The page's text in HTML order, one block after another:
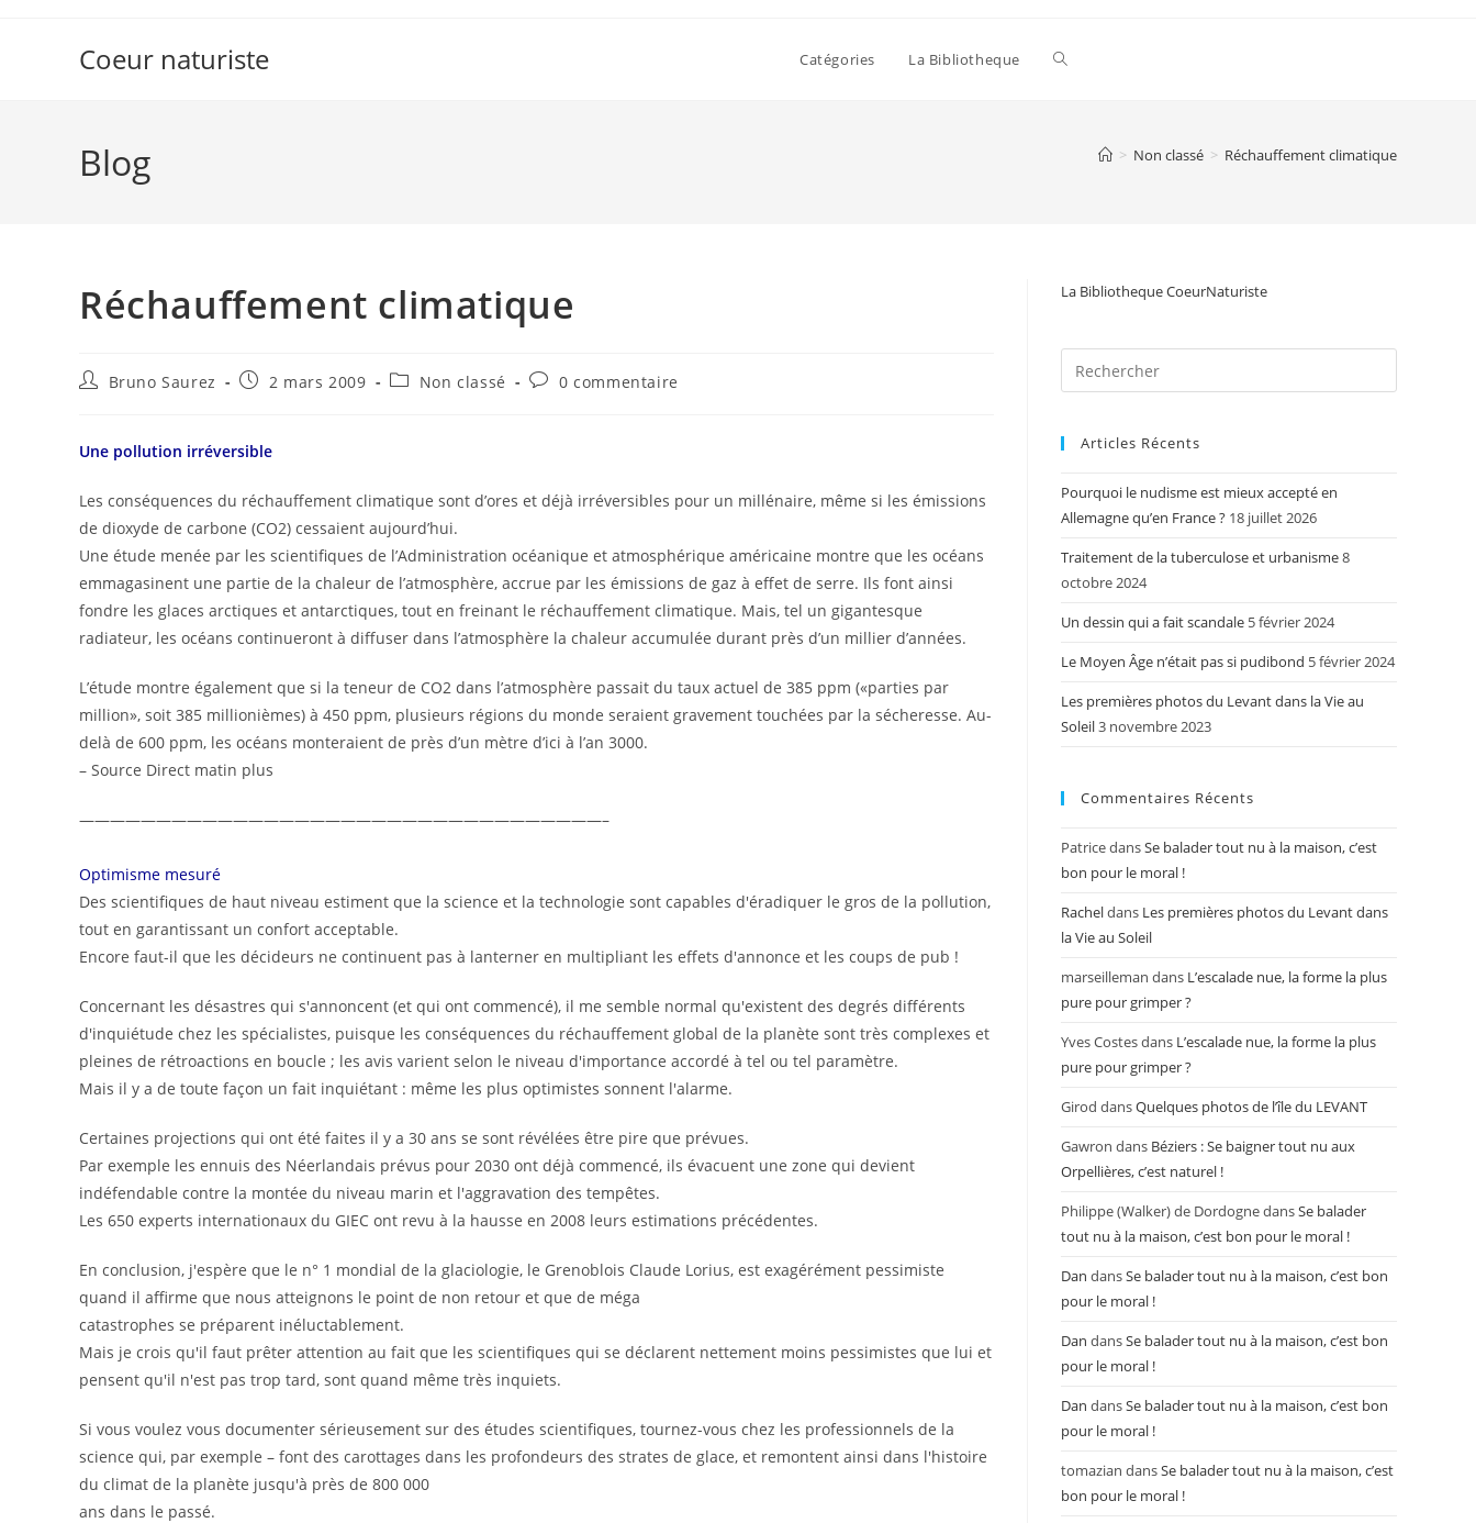
Coeur naturiste Catégories La Bibliotheque Toggle
Blog > Non classé > Réchauffement climatique
Réchauffement climatique
Auteur/autrice
publication :
Bruno Saurez
Publication
2 mars 2009
PostNon classé
Commentaires
0 commentaire
Une pollution irréversible
Les conséquences du réchauffement climatique sont d’ores et déjà irréversibles pour un millénaire, même si les émissions
de dioxyde de carbone (CO2) cessaient aujourd’hui.
Une étude menée par les scientifiques de l’Administration océanique et atmosphérique américaine montre que les océans
emmagasinent une partie de la chaleur de l’atmosphère, accrue par les émissions de gaz à effet de serre. Ils font ainsi
fondre les glaces arctiques et antarctiques, tout en freinant le réchauffement climatique. Mais, tel un gigantesque
radiateur, les océans continueront à diffuser dans l’atmosphère la chaleur accumulée durant près d’un millier d’années.
L’étude montre également que si la teneur de CO2 dans l’atmosphère passait du taux actuel de 385 ppm («parties par
million», soit 385 millionièmes) à 450 ppm, plusieurs régions du monde seraient gravement touchées par la sécheresse. Au-
delà de 600 ppm, les océans monteraient de près d’un mètre d’ici à l’an 3000.
– Source Direct matin plus
——————————————————————————————————–
Optimisme mesuré
Des scientifiques de haut niveau estiment que la science et la technologie sont capables d'éradiquer le gros de la pollution,
tout en garantissant un confort acceptable.
Encore faut-il que les décideurs ne continuent pas à lanterner en multipliant les effets d'annonce et les coups de pub !
Concernant les désastres qui s'annoncent (et qui ont commencé), il me semble normal qu'existent des degrés différents
d'inquiétude chez les spécialistes, puisque les conséquences du réchauffement global de la planète sont très complexes et
pleines de rétroactions en boucle ; les avis varient selon le niveau d'importance accordé à tel ou tel paramètre.
Mais il y a de toute façon un fait inquiétant : même les plus optimistes sonnent l'alarme.
Certaines projections qui ont été faites il y a 30 ans se sont révélées être pire que prévues.
Par exemple les ennuis des Néerlandais prévus pour 2030 ont déjà commencé, ils évacuent une zone qui devient
indéfendable contre la montée du niveau marin et l'aggravation des tempêtes.
Les 650 experts internationaux du GIEC ont revu à la hausse en 2008 leurs estimations précédentes.
En conclusion, j'espère que le n° 1 mondial de la glaciologie, le Grenoblois Claude Lorius, est exagérément pessimiste
quand il affirme que nous atteignons le point de non retour et que de méga
catastrophes se préparent inéluctablement.
Mais je crois qu'il faut prêter attention au fait que les scientifiques qui se déclarent nettement moins pessimistes que lui et
pensent qu'il n'est pas trop tard, sont quand même très inquiets.
Si vous voulez vous documenter sérieusement sur des études scientifiques, tournez-vous chez les professionnels de la
science qui, par exemple – font des carottages dans les profondeurs des strates de glace, et remontent ainsi dans l'histoire
du climat de la planète jusqu'à près de 800 000
ans dans le passé.
La Bibliotheque CoeurNaturiste
Articles Récents
Pourquoi le nudisme est mieux accepté en
Allemagne qu’en France ? 18 juillet 2026
Traitement de la tuberculose et urbanisme8
octobre 2024
Un dessin qui a fait scandale 5 février 2024
Le Moyen Âge n’était pas si pudibond 5 février 2024
Les premières photos du Levant dans la Vie au
Soleil3 novembre 2023
Commentaires Récents
PatricedansSe balader tout nu à la maison, c’est
bon pour le moral !
Racheldans Les premières photos du Levant dans
la Vie au Soleil
marseilleman dans L’escalade nue, la forme la plus
pure pour grimper ?
Yves Costesdans L’escalade nue, la forme la plus
pure pour grimper ?
Girod dansQuelques photos de l’île du LEVANT
Gawron dans Béziers : Se baigner tout nu aux
Orpellières, c’est naturel !
Philippe (Walker) de DordognedansSe balader
tout nu à la maison, c’est bon pour le moral !
Dan dansSe balader tout nu à la maison, c’est bon
pour le moral !
Dan dansSe balader tout nu à la maison, c’est bon
pour le moral !
Dan dansSe balader tout nu à la maison, c’est bon
pour le moral !
tomazian dansSe balader tout nu à la maison, c’est
bon pour le moral !